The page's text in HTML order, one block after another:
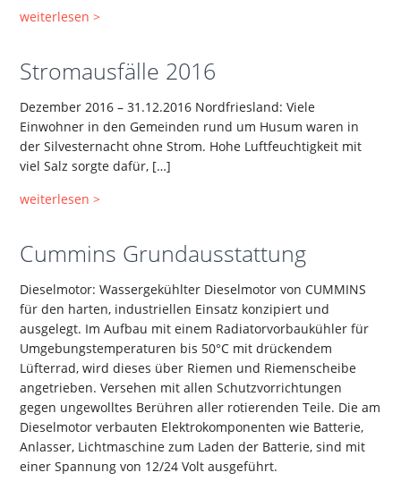
weiterlesen >
Stromausfälle 2016
Dezember 2016 – 31.12.2016 Nordfriesland: Viele
Einwohner in den Gemeinden rund um Husum waren in
der Silvesternacht ohne Strom. Hohe Luftfeuchtigkeit mit
viel Salz sorgte dafür, […]
weiterlesen >
Cummins Grundausstattung
Dieselmotor: Wassergekühlter Dieselmotor von CUMMINS
für den harten, industriellen Einsatz konzipiert und
ausgelegt. Im Aufbau mit einem Radiatorvorbaukühler für
Umgebungstemperaturen bis 50°C mit drückendem
Lüfterrad, wird dieses über Riemen und Riemenscheibe
angetrieben. Versehen mit allen Schutzvorrichtungen
gegen ungewolltes Berühren aller rotierenden Teile. Die am
Dieselmotor verbauten Elektrokomponenten wie Batterie,
Anlasser, Lichtmaschine zum Laden der Batterie, sind mit
einer Spannung von 12/24 Volt ausgeführt.